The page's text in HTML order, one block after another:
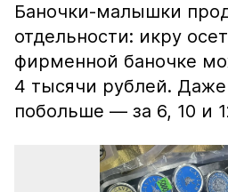
Баночки-малышки
отдельности: икру
фирменной баночке
4 тысячи рублей.
побольше — за 6, 10 и